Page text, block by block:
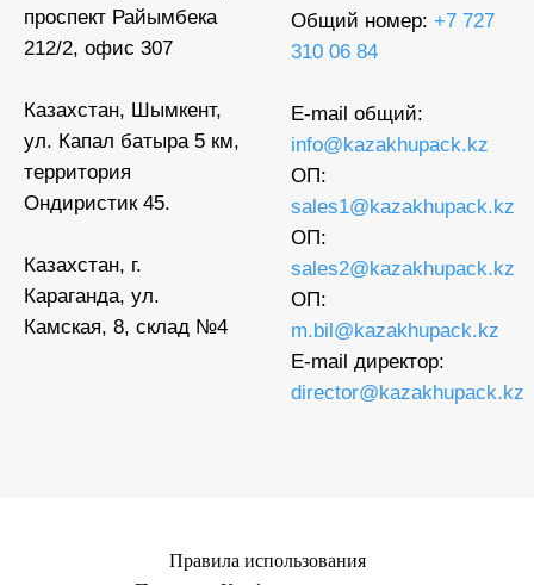
проспект Райымбека
212/2, офис 307
Казахстан, Шымкент,
ул. Капал батыра 5 км,
территория
Ондиристик 45.
Казахстан, г.
Караганда, ул.
Камская, 8, склад №4
Общий номер: +7 727
310 06 84
E-mail общий:
info@kazakhupack.kz
ОП:
sales1@kazakhupack.kz
ОП:
sales2@kazakhupack.kz
ОП:
m.bil@kazakhupack.kz
E-mail директор:
director@kazakhupack.kz
Правила использования